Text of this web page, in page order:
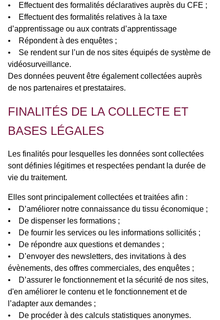
• Effectuent des formalités déclaratives auprès du CFE ;
• Effectuent des formalités relatives à la taxe
d’apprentissage ou aux contrats d’apprentissage
• Répondent à des enquêtes ;
• Se rendent sur l’un de nos sites équipés de système de
vidéosurveillance.
Des données peuvent être également collectées auprès
de nos partenaires et prestataires.
FINALITÉS DE LA COLLECTE ET
BASES LÉGALES
Les finalités pour lesquelles les données sont collectées
sont définies légitimes et respectées pendant la durée de
vie du traitement.
Elles sont principalement collectées et traitées afin :
• D’améliorer notre connaissance du tissu économique ;
• De dispenser les formations ;
• De fournir les services ou les informations sollicités ;
• De répondre aux questions et demandes ;
• D’envoyer des newsletters, des invitations à des
évènements, des offres commerciales, des enquêtes ;
• D’assurer le fonctionnement et la sécurité de nos sites,
d'en améliorer le contenu et le fonctionnement et de
l’adapter aux demandes ;
• De procéder à des calculs statistiques anonymes.